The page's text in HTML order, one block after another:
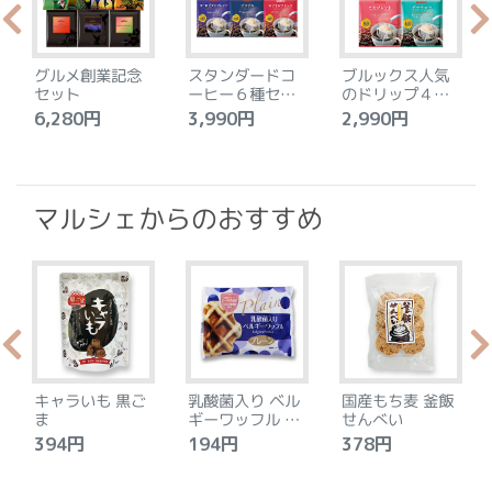
グルメ創業記念
セット
6,280円
スタンダードコ
ーヒー６種セッ
ト
3,990円
ブルックス人気
のドリップ４種
セット
2,990円
マルシェからのおすすめ
キャラいも 黒ご
ま
394円
乳酸菌入り ベル
ギーワッフル プ
レーン
194円
国産もち麦 釜飯
せんべい
378円